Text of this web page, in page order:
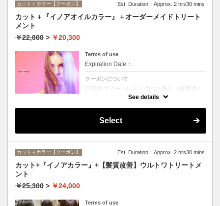
カット＋カラー【クーポン】 Est. Duration：Approx. 2 hrs30 mins
カット＋『イノアオイルカラー』＋オーダーメイドトリート
メント
￥22,000 > ￥20,300
Terms of use
Expiration Date：
クーポンについて
圧倒的ダメージレス！グロス発色！低刺激！
匂いも残らない！全く新しい処方のイノアオ
イルカラーのセットメニュー☆シャンプー、
ブロー込み。※リタッチカラーの場合は
See details
Select
カット＋カラー【クーポン】 Est. Duration：Approx. 2 hrs30 mins
カット+『イノアカラー』+【髪質改善】ウルトワトリートメ
ント
￥25,300 > ￥24,000
Terms of use